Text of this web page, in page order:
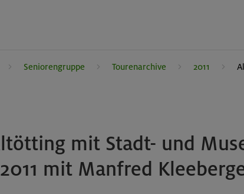
Seniorengruppe Tourenarchive 2011
mit Stadt- und
mit Manfred